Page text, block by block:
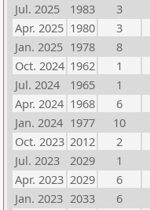
Jul. 2025
1983 3
Apr. 2025 1980 3
Jan. 2025 1978 8
Oct. 2024 1962 1
Jul. 2024
1965 1
Apr. 2024 1968 6
Jan. 2024 1977 10
Oct. 2023 2012 2
Jul. 2023
2029 1
Apr. 2023 2029 6
Jan. 2023 2033 6